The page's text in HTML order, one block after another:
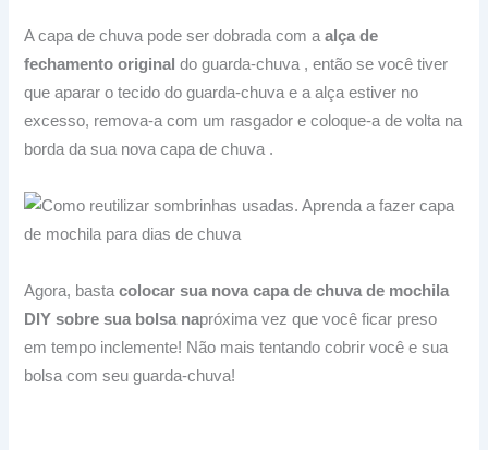
A capa de chuva pode ser dobrada com aalça de
fechamento original do guarda-chuva , então se você tiver
que aparar o tecido do guarda-chuva e a alça estiver no
excesso, remova-a com um rasgador e coloque-a de volta na
borda da sua nova capa de chuva .
Agora, bastacolocar sua nova capa de chuva de mochila
DIY sobre sua bolsa napróxima vez que você ficar preso
em tempo inclemente! Não mais tentando cobrir você e sua
bolsa com seu guarda-chuva!